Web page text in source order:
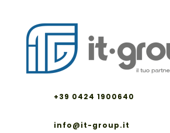
+39 0424 1900640
info@it-group.it